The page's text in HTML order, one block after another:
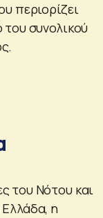
περιορίζει
συνολικού
του Νότου και
η